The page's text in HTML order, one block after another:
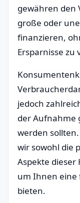
gewähren den
große oder
finanzieren,
Ersparnisse zu
jedoch
der Aufnahme
werden
wir sowohl die
Aspekte
um Ihnen eine
bieten.